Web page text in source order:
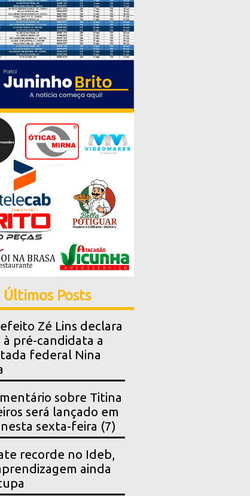
Últimos Posts
Zé Lins declara
à pré-candidata a
federal Nina
sobre Titina
será lançado em
sexta-feira (7)
recorde no Ideb,
ainda